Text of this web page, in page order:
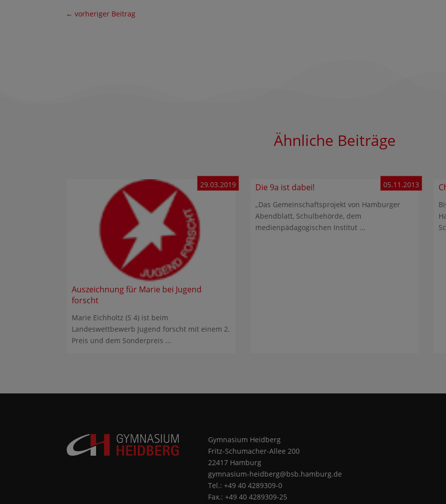
← vorheriger Beitrag
Ähnliche Beiträge
Auszeichnung für Marie bei Jugend
forscht
29.03.2019
Marie Eichholtz (S 4) ist beim
Landeswettbewerb Jugend forscht mit einem 2.
Preis und dem Sonderpreis ...
Die 9a ist dabei! 05.11.2013
„Das Gemeinschaftsprojekt von Hamburger
Abendblatt, Schulbehörde, dem
medienpädagogischen Institut ...
Gymnasium Heidberg
Fritz-Schumacher-Allee 200
22417 Hamburg
gymnasium-heidberg@bsb.hamburg.de
Tel.: +49 40 4289309-0
Fax.: +49 40 4289309-25